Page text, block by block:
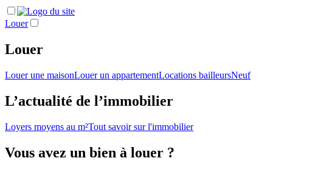
Louer
Louer
Louer une maisonLouer un appartementLocations bailleursNeuf
L’actualité de l’immobilier
Loyers moyens au m²Tout savoir sur l'immobilier
Vous avez un bien à louer ?